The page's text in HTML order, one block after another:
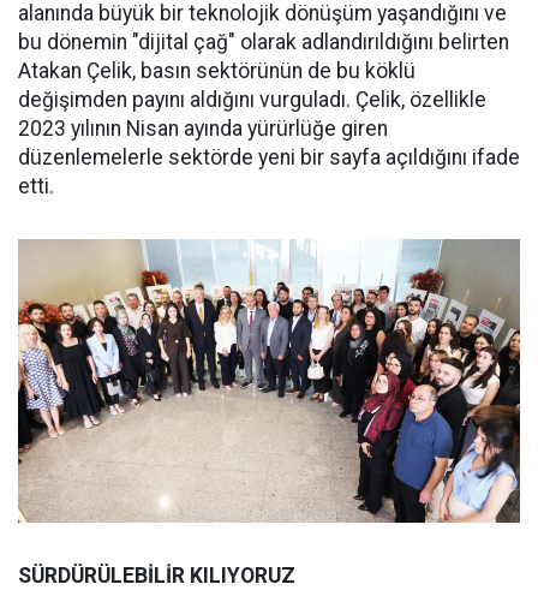
alanında büyük bir teknolojik dönüşüm yaşandığını ve
bu dönemin "dijital çağ" olarak adlandırıldığını belirten
Atakan Çelik, basın sektörünün de bu köklü
değişimden payını aldığını vurguladı. Çelik, özellikle
2023 yılının Nisan ayında yürürlüğe giren
düzenlemelerle sektörde yeni bir sayfa açıldığını ifade
etti.
SÜRDÜRÜLEBİLİR KILIYORUZ